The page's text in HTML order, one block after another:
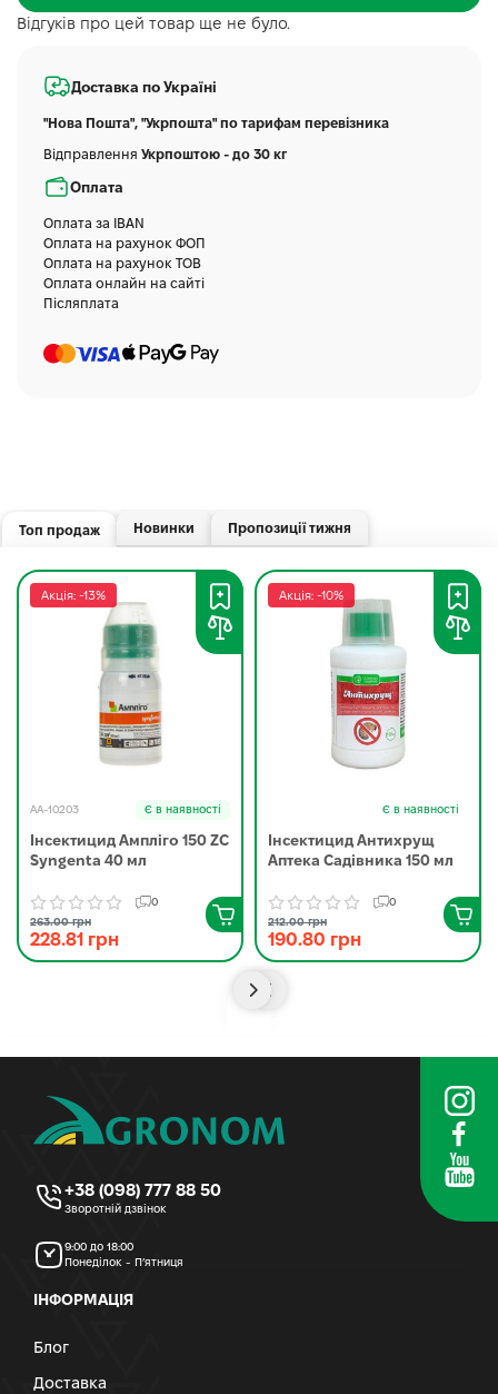
Відгуків про цей товар ще не було.
Доставка по Україні
"Нова Пошта", "Укрпошта" по тарифам перевізника
Відправлення Укрпоштою - до 30 кг
Оплата
Оплата за IBAN
Оплата на рахунок ФОП
Оплата на рахунок ТОВ
Оплата онлайн на сайті
Післяплата
Топ продаж Новинки Пропозиції тижня
Акція: -13%
AA-10203 Є в наявності
Інсектицид Ампліго 150 ZC
Syngenta 40 мл
0
263.00 грн
228.81 грн
Акція: -10%
Є в наявності
Інсектицид Антихрущ
Аптека Садівника 150 мл
0
212.00 грн
190.80 грн
+38 (098) 777 88 50
Зворотній дзвінок
9:00 до 18:00
Понеділок - П’ятниця
ІНФОРМАЦІЯ
Блог
Доставка